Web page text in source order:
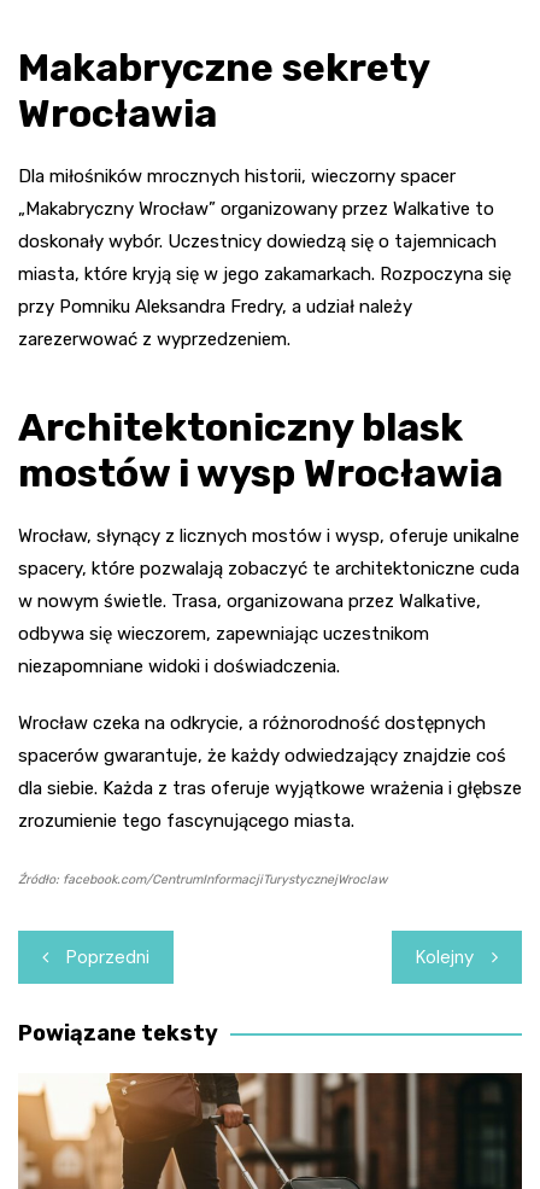
Makabryczne sekrety
Wrocławia
Dla miłośników mrocznych historii, wieczorny spacer
„Makabryczny Wrocław” organizowany przez Walkative to
doskonały wybór. Uczestnicy dowiedzą się o tajemnicach
miasta, które kryją się w jego zakamarkach. Rozpoczyna się
przy Pomniku Aleksandra Fredry, a udział należy
zarezerwować z wyprzedzeniem.
Architektoniczny blask
mostów i wysp Wrocławia
Wrocław, słynący z licznych mostów i wysp, oferuje unikalne
spacery, które pozwalają zobaczyć te architektoniczne cuda
w nowym świetle. Trasa, organizowana przez Walkative,
odbywa się wieczorem, zapewniając uczestnikom
niezapomniane widoki i doświadczenia.
Wrocław czeka na odkrycie, a różnorodność dostępnych
spacerów gwarantuje, że każdy odwiedzający znajdzie coś
dla siebie. Każda z tras oferuje wyjątkowe wrażenia i głębsze
zrozumienie tego fascynującego miasta.
Źródło: facebook.com/CentrumInformacjiTurystycznejWroclaw
Nawigacja
wpisu
Poprzedni Kolejny
Powiązane teksty